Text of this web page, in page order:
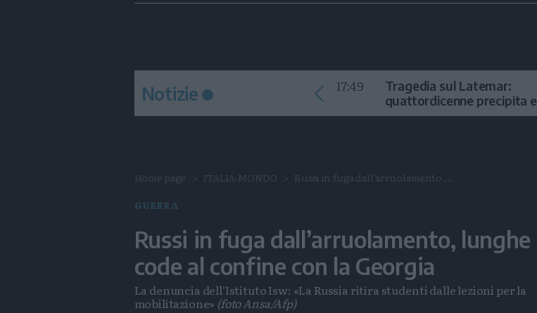
Notizie 17:49
Tragedia sul Latemar:
quattordicenne precipita e
muore
Home page ITALIA-MONDO Russi in fuga dall’arruolamento,...
GUERRA
Russi in fuga dall’arruolamento, lunghe
code al confine con la Georgia
La denuncia dell'Istituto Isw: «La Russia ritira studenti dalle lezioni per la
mobilitazione» (foto Ansa/Afp)